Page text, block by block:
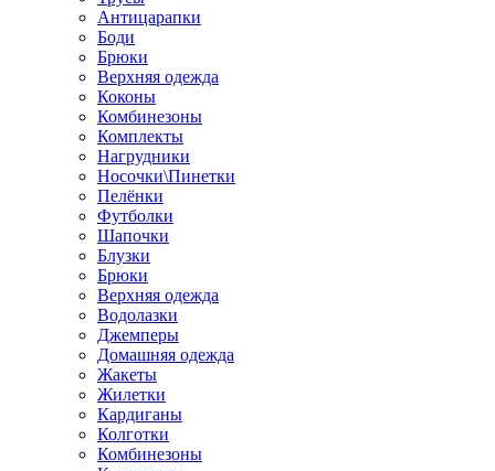
Антицарапки
Боди
Брюки
Верхняя одежда
Коконы
Комбинезоны
Комплекты
Нагрудники
Носочки\Пинетки
Пелёнки
Футболки
Шапочки
Блузки
Брюки
Верхняя одежда
Водолазки
Джемперы
Домашняя одежда
Жакеты
Жилетки
Кардиганы
Колготки
Комбинезоны